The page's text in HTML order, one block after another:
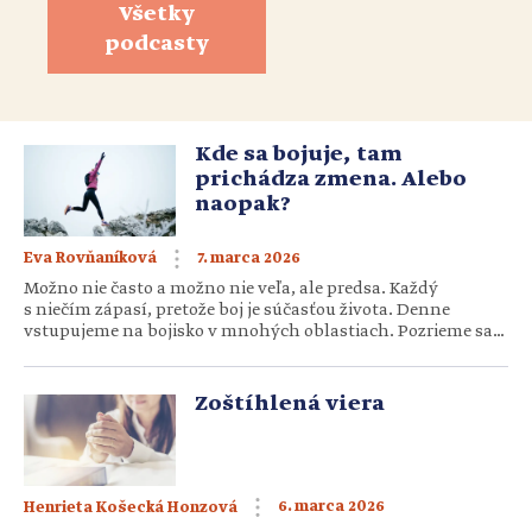
Všetky
podcasty
Kde sa bojuje, tam
prichádza zmena. Alebo
naopak?
Eva Rovňaníková 7. marca 2026
Možno nie často a možno nie veľa, ale predsa. Každý
s niečím zápasí, pretože boj je súčasťou života. Denne
vstupujeme na bojisko v mnohých oblastiach. Pozrieme sa
rodinu, prácu či školu a náš vnútorný svet. S akými výzvami
sa v nich stretávame? A nakoľko úspešní sme v ich […]
Zoštíhlená viera
Henrieta Košecká Honzová 6. marca 2026